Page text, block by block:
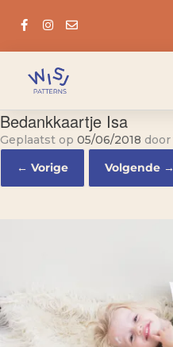
Bedankkaartje Isa
Geplaatst op 05/06/2018 door
← Vorige
Volgende →